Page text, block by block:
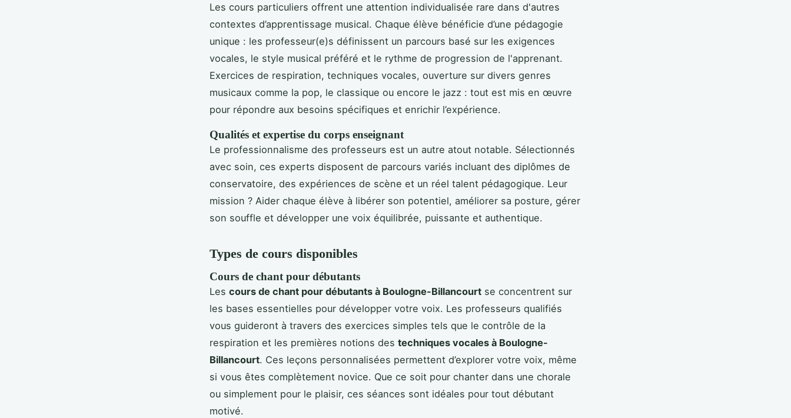
Les cours particuliers offrent une attention individualisée rare dans d'autres
contextes d’apprentissage musical. Chaque élève bénéficie d’une pédagogie
unique : les professeur(e)s définissent un parcours basé sur les exigences
vocales, le style musical préféré et le rythme de progression de l'apprenant.
Exercices de respiration, techniques vocales, ouverture sur divers genres
musicaux comme la pop, le classique ou encore le jazz : tout est mis en œuvre
pour répondre aux besoins spécifiques et enrichir l’expérience.
Qualités et expertise du corps enseignant
Le professionnalisme des professeurs est un autre atout notable. Sélectionnés
avec soin, ces experts disposent de parcours variés incluant des diplômes de
conservatoire, des expériences de scène et un réel talent pédagogique. Leur
mission ? Aider chaque élève à libérer son potentiel, améliorer sa posture, gérer
son souffle et développer une voix équilibrée, puissante et authentique.
Types de cours disponibles
Cours de chant pour débutants
Les cours de chant pour débutants à Boulogne-Billancourt se concentrent sur
les bases essentielles pour développer votre voix. Les professeurs qualifiés
vous guideront à travers des exercices simples tels que le contrôle de la
respiration et les premières notions des techniques vocales à Boulogne-
Billancourt. Ces leçons personnalisées permettent d’explorer votre voix, même
si vous êtes complètement novice. Que ce soit pour chanter dans une chorale
ou simplement pour le plaisir, ces séances sont idéales pour tout débutant
motivé.